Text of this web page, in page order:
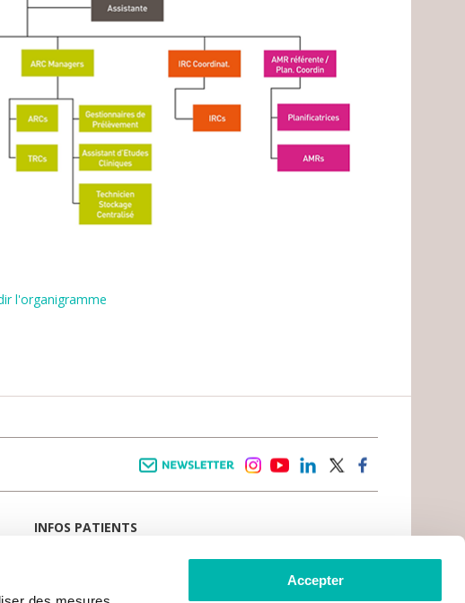
Accepter
l'organigramme
INFOS PATIENTS